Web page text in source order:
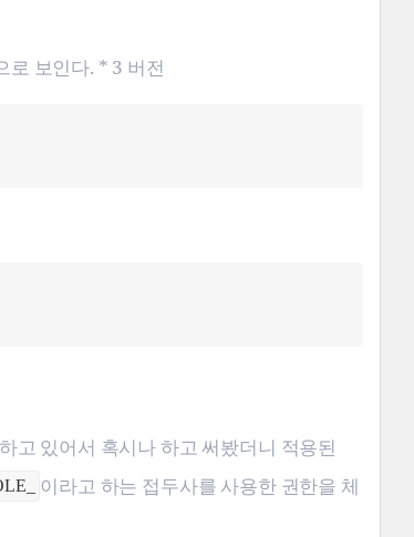
로 보인다. * 3 버전
고 있어서 혹시나 하고 써봤더니 적용된
이라고 하는 접두사를 사용한 권한을 체